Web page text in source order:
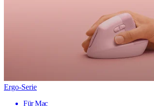
Ergo-Serie
Für Mac